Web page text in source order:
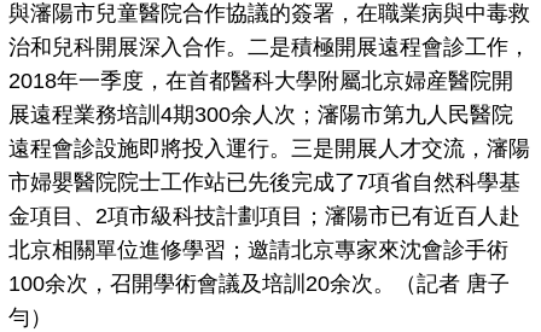
與瀋陽市兒童醫院合作協議的簽署，在職業病與中毒救
治和兒科開展深入合作。二是積極開展遠程會診工作，
2018年一季度，在首都醫科大學附屬北京婦産醫院開
展遠程業務培訓4期300余人次；瀋陽市第九人民醫院
遠程會診設施即將投入運行。三是開展人才交流，瀋陽
市婦嬰醫院院士工作站已先後完成了7項省自然科學基
金項目、2項市級科技計劃項目；瀋陽市已有近百人赴
北京相關單位進修學習；邀請北京專家來沈會診手術
100余次，召開學術會議及培訓20余次。（記者 唐子
勻）